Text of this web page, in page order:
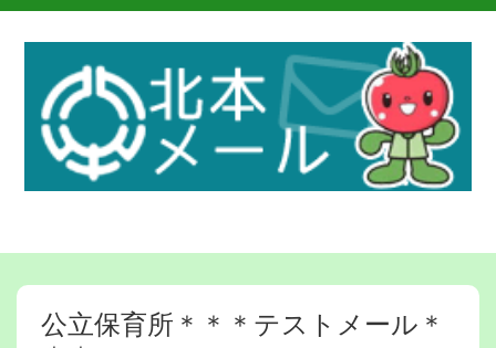
公立保育所＊＊＊テストメール＊